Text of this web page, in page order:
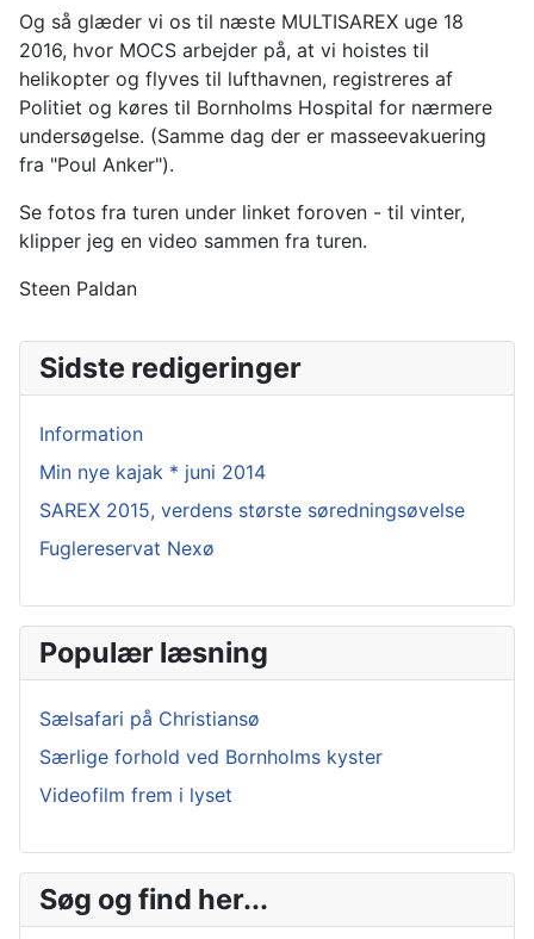
Og så glæder vi os til næste MULTISAREX uge 18
2016, hvor MOCS arbejder på, at vi hoistes til
helikopter og flyves til lufthavnen, registreres af
Politiet og køres til Bornholms Hospital for nærmere
undersøgelse. (Samme dag der er masseevakuering
fra "Poul Anker").
Se fotos fra turen under linket foroven - til vinter,
klipper jeg en video sammen fra turen.
Steen Paldan
Sidste redigeringer
Information
Min nye kajak * juni 2014
SAREX 2015, verdens største søredningsøvelse
Fuglereservat Nexø
Populær læsning
Sælsafari på Christiansø
Særlige forhold ved Bornholms kyster
Videofilm frem i lyset
Søg og find her...